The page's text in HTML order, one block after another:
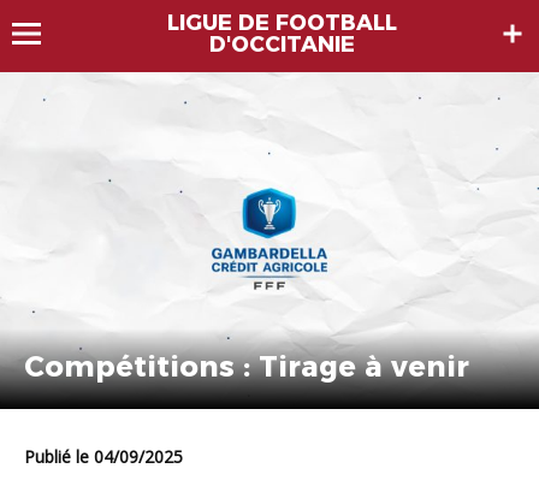
LIGUE DE FOOTBALL
D'OCCITANIE
Compétitions : Tirage à venir
Publié le 04/09/2025